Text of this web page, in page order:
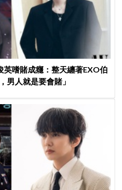
英嗜賭成癮：整天纏著EXO伯
男人就是要會賭」